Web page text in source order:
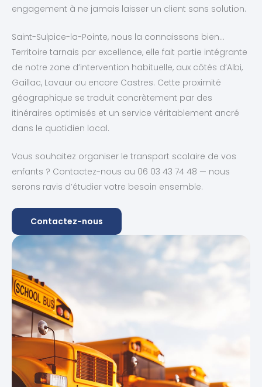
engagement à ne jamais laisser un client sans solution.
Saint-Sulpice-la-Pointe, nous la connaissons bien…
Territoire tarnais par excellence, elle fait partie intégrante
de notre zone d’intervention habituelle, aux côtés d’Albi,
Gaillac, Lavaur ou encore Castres. Cette proximité
géographique se traduit concrètement par des
itinéraires optimisés et un service véritablement ancré
dans le quotidien local.
Vous souhaitez organiser le transport scolaire de vos
enfants ? Contactez-nous au 06 03 43 74 48 — nous
serons ravis d’étudier votre besoin ensemble.
Contactez-nous